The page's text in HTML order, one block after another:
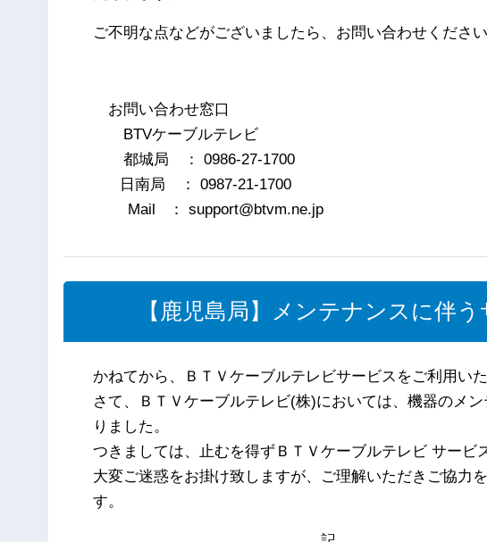
ご不明な点などがございましたら、お問い合わせください
以
お問い合わせ窓口
BTVケーブルテレビ
都城局 ： 0986-27-1700
日南局 ： 0987-21-1700
Mail ： support@btvm.ne.jp
【鹿児島局】メンテナンスに伴
かねてから、ＢＴＶケーブルテレビサービスをご利用い
さて、ＢＴＶケーブルテレビ(株)においては、機器のメ
りました。
つきましては、止むを得ずＢＴＶケーブルテレビ サービ
大変ご迷惑をお掛け致しますが、ご理解いただきご協力
す。